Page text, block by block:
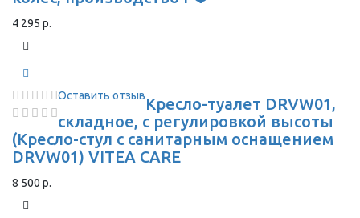
4 295 р.
Оставить отзывКресло-туалет DRVW01,
складное, с регулировкой высоты
(Кресло-стул с санитарным оснащением
DRVW01) VITEA CARE
8 500 р.